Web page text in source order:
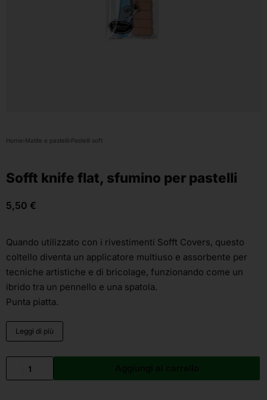
Home›Matite e pastelli›Pastelli soft
Sofft knife flat, sfumino per pastelli
5,50 €
Quando utilizzato con i rivestimenti Sofft Covers, questo
coltello diventa un applicatore multiuso e assorbente per
tecniche artistiche e di bricolage, funzionando come un
ibrido tra un pennello e una spatola.
Punta piatta.
Leggi di più